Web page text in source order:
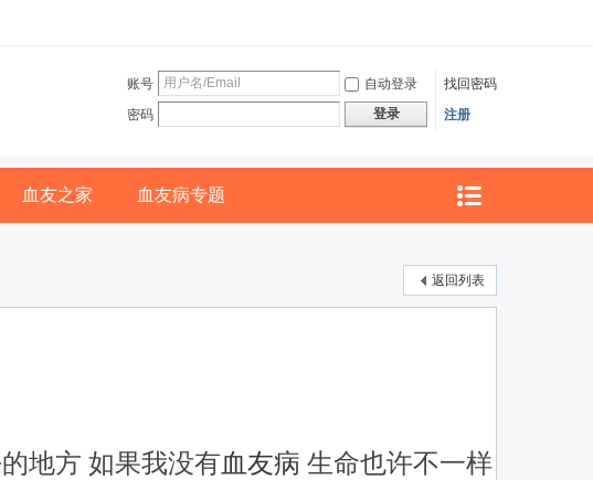
账号 自动登录
找回密码
密码
登录 注册
血友之家 血友病专题
返回列表
地方 如果我没有血友病 生命也许不一样